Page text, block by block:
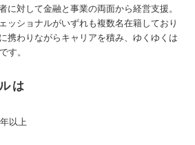
に対して金融と事業の両面から経営支援。
ッショナルがいずれも複数名在籍しており
携わりながらキャリアを積み、ゆくゆくは
す。
は
以上